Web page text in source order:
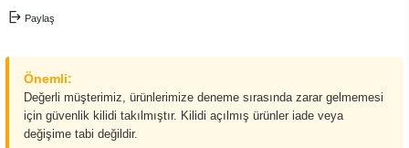
Paylaş
Önemli:
Değerli müşterimiz, ürünlerimize deneme sırasında zarar gelmemesi
için güvenlik kilidi takılmıştır. Kilidi açılmış ürünler iade veya
değişime tabi değildir.